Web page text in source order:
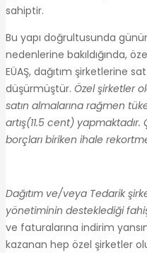
sahiptir.
Bu yapı doğrultusunda
nedenlerine bakıldığında,
EÜAŞ, dağıtım şirketlerine
düşürmüştür. Özel şirketler
satın almalarına rağmen
artış(11.5 cent)
borçları biriken ihale
Dağıtım ve/veya Tedarik
yönetiminin desteklediği
ve faturalarına indirim
kazanan hep özel şirketler